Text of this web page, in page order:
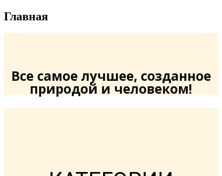
Главная
Все самое лучшее, созданное
природой и человеком!